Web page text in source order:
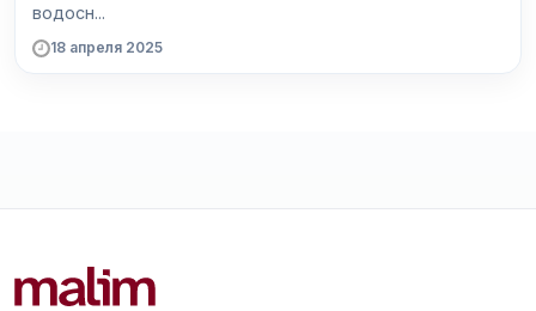
водосн...
18 апреля 2025